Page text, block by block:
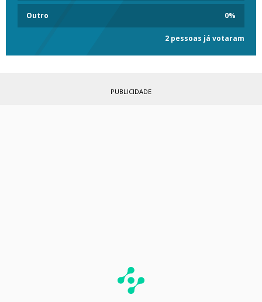
Outro 0%
2 pessoas já votaram
PUBLICIDADE